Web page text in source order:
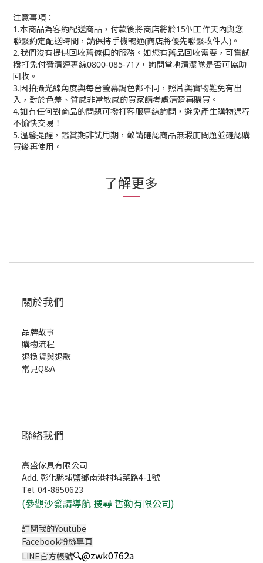
注意事項：
1.本商品為客約配送商品，付款後將商店將於15個工作天內與您
聯繫約定配送時間，請保持手機暢通(商店將優先聯繫收件人)。
2.我們沒有提供回收舊傢俱的服務。如您有舊品回收需要，可嘗試
撥打免付費清運專線0800-085-717，詢問當地清潔隊是否可協助
回收。
3.因拍攝光線角度與每台螢幕調色都不同，照片與實物難免有出
入，對於色差、質感非常敏感的買家請考慮清楚再購買。
4.如有任何對商品的問題可撥打客服專線詢問，避免產生購物過程
不愉快交易！
5.溫馨提醒，鑑賞期非試用期，敬請確認商品無瑕庛問題並確認購
買後再使用。
了解更多
關於我們
品牌故事
購物流程
退換貨與退款
常見Q&A
聯絡我們
高盛傢具有限公司
Add. 彰化縣埔鹽鄉南港村埔菜路4-1號
Tel. 04-8850623
(參觀沙發請導航 搜尋 哲勤有限公司)
訂閱我的Youtube
Facebook粉絲專頁
LINE官方帳號🔍@zwk0762a